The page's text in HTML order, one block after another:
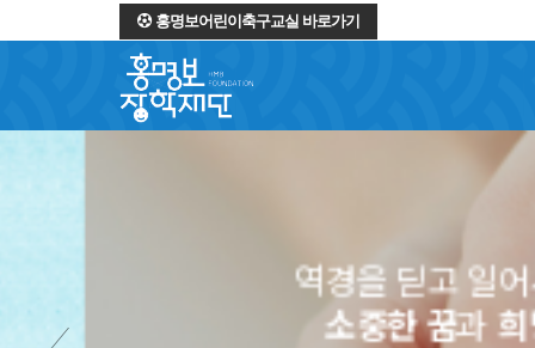
홍명보어린이축구교실 바로가기
역경을 딛고 일어서는
소중한 꿈과희망을